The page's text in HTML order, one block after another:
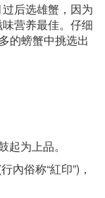
后选雄蟹，因为
营养最佳。仔细
的螃蟹中挑选出
为上品。
內俗称“紅印”)，